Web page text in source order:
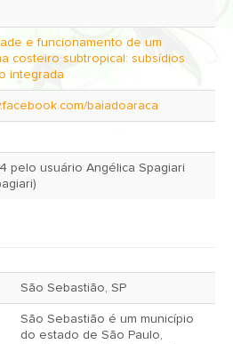
e funcionamento de um
costeiro subtropical: subsídios
integrada
baiadoaraca
pelo usuário Angélica Spagiari
São Sebastião, SP
São Sebastião é um município
do estado de São Paulo,